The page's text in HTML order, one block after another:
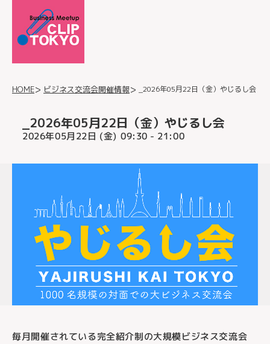
HOME ビジネス交流会開催情報 _2026年05月22日（金）やじるし会
_2026年05月22日（金）やじるし会
2026年05月22日 (金) 09:30 - 21:00
毎月開催されている完全紹介制の大規模ビジネス交流会